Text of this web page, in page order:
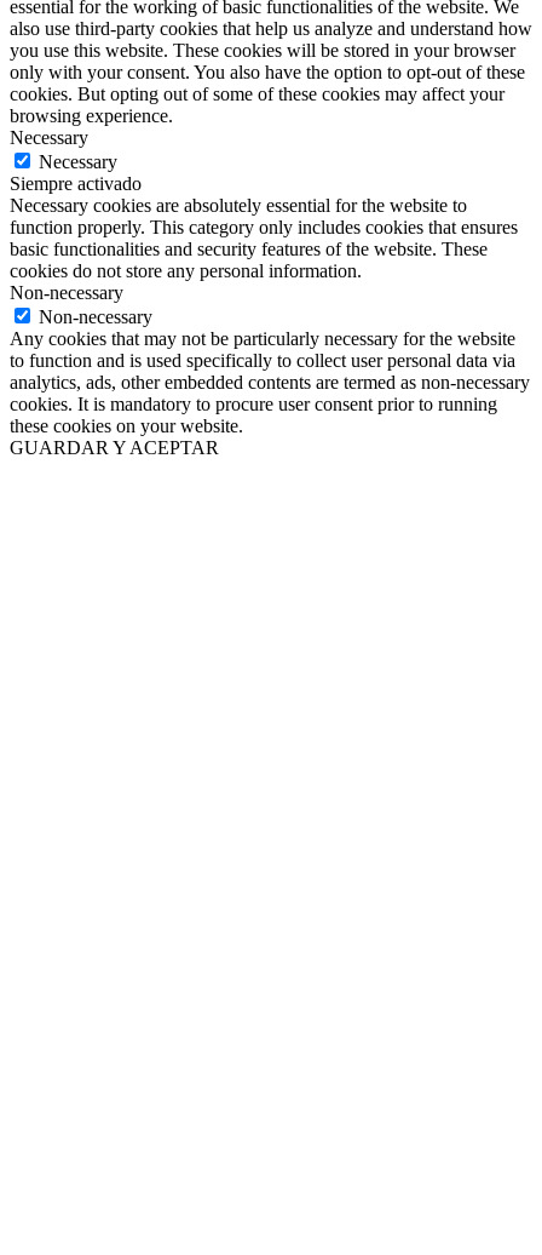
essential for the working of basic functionalities of the website. We
also use third-party cookies that help us analyze and understand how
you use this website. These cookies will be stored in your browser
only with your consent. You also have the option to opt-out of these
cookies. But opting out of some of these cookies may affect your
browsing experience.
Necessary
Necessary
Siempre activado
Necessary cookies are absolutely essential for the website to
function properly. This category only includes cookies that ensures
basic functionalities and security features of the website. These
cookies do not store any personal information.
Non-necessary
Non-necessary
Any cookies that may not be particularly necessary for the website
to function and is used specifically to collect user personal data via
analytics, ads, other embedded contents are termed as non-necessary
cookies. It is mandatory to procure user consent prior to running
these cookies on your website.
GUARDAR Y ACEPTAR